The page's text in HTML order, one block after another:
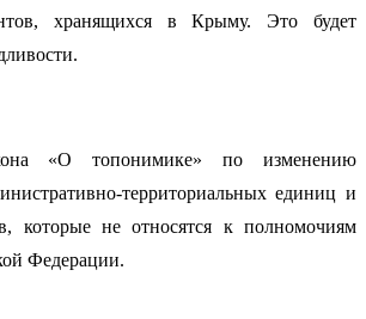
хранящихся в Крыму. Это будет
«О топонимике» по изменению
территориальных единиц и
которые не относятся к полномочиям
Федерации.